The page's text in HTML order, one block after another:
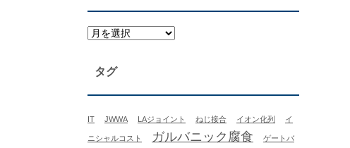
タグ
IT JWWA LAジョイント ねじ接合 イオン化列 イ
ニシャルコスト ガルバニック腐食 ゲートバ